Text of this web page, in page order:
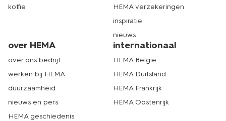
koffie
HEMA verzekeringen
inspiratie
nieuws
over HEMA
over ons bedrijf
werken bij HEMA
duurzaamheid
nieuws en pers
HEMA geschiedenis
internationaal
HEMA België
HEMA Duitsland
HEMA Frankrijk
HEMA Oostenrijk